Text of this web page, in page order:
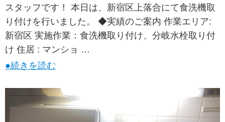
スタッフです！ 本日は、新宿区上落合にて食洗機取
り付けを行いました。 ◆実績のご案内 作業エリア:
新宿区 実施作業：食洗機取り付け、分岐水栓取り付
け 住居 : マンショ …
●続きを読む